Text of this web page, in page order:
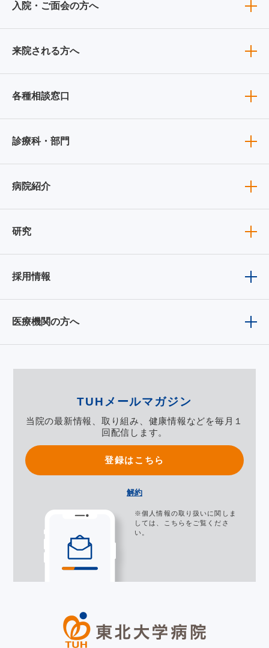
入院・ご面会の方へ
来院される方へ
各種相談窓口
診療科・部門
病院紹介
研究
採用情報
医療機関の方へ
TUHメールマガジン
当院の最新情報、取り組み、健康情報などを毎月１
回配信します。
登録はこちら
解約
※個人情報の取り扱いに関しま
しては、
こちら をご覧くださ
い。